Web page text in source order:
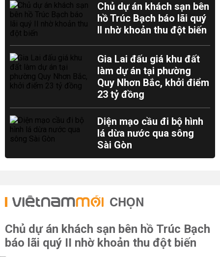
Chủ dự án khách sạn bên
hồ Trúc Bạch báo lãi quý
II nhờ khoản thu đột biến
Gia Lai đấu giá khu đất
làm dự án tại phường
Quy Nhơn Bắc, khởi điểm
23 tỷ đồng
Diện mạo cầu đi bộ hình
lá dừa nước qua sông
Sài Gòn
CHỌN
Chủ dự án khách sạn bên hồ Trúc Bạch
báo lãi quý II nhờ khoản thu đột biến